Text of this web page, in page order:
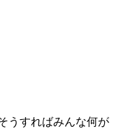
うすればみんな何が